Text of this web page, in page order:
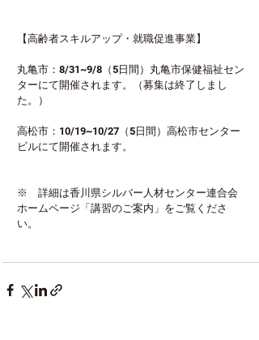
【高齢者スキルアップ・就職促進事業】
丸亀市：8/31~9/8（5日間）丸亀市保健福祉セン
ターにて開催されます。（募集は終了しまし
た。）
高松市：10/19~10/27（5日間）高松市センター
ビルにて開催されます。
※　詳細は香川県シルバー人材センター連合会
ホームページ「講習のご案内」をご覧くださ
い。